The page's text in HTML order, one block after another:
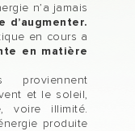
n’a jamais
d’augmenter.
en cours a
en matière
proviennent
et le soleil,
voire illimité.
produite